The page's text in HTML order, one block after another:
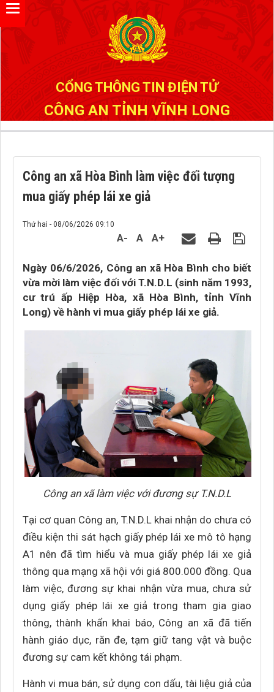
CỔNG THÔNG TIN ĐIỆN TỬ
CÔNG AN TỈNH VĨNH LONG
Công an xã Hòa Bình làm việc đối tượng
mua giấy phép lái xe giả
Thứ hai - 08/06/2026 09:10
A- A A+
Ngày 06/6/2026, Công an xã Hòa Bình cho biết
vừa mời làm việc đối với T.N.D.L (sinh năm 1993,
cư trú ấp Hiệp Hòa, xã Hòa Bình, tỉnh Vĩnh
Long) về hành vi mua giấy phép lái xe giả.
Công an xã làm việc với đương sự T.N.D.L
Tại cơ quan Công an, T.N.D.L khai nhận do chưa có
điều kiện thi sát hạch giấy phép lái xe mô tô hạng
A1 nên đã tìm hiểu và mua giấy phép lái xe giả
thông qua mạng xã hội với giá 800.000 đồng. Qua
làm việc, đương sự khai nhận vừa mua, chưa sử
dụng giấy phép lái xe giả trong tham gia giao
thông, thành khẩn khai báo, Công an xã đã tiến
hành giáo dục, răn đe, tạm giữ tang vật và buộc
đương sự cam kết không tái phạm.
Hành vi mua bán, sử dụng con dấu, tài liệu giả của